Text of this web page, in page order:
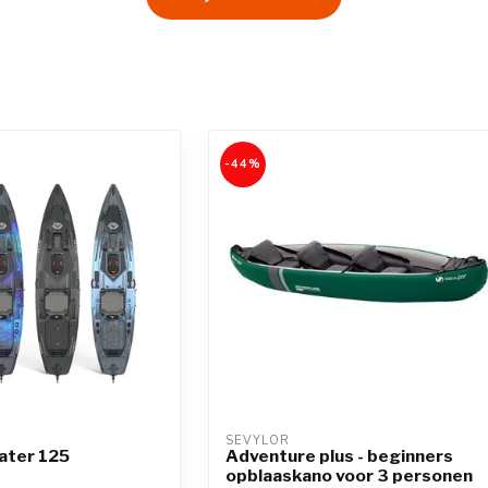
125
-44%
SEVYLOR
Adventure plus - beginners
opblaaskano voor 3 personen